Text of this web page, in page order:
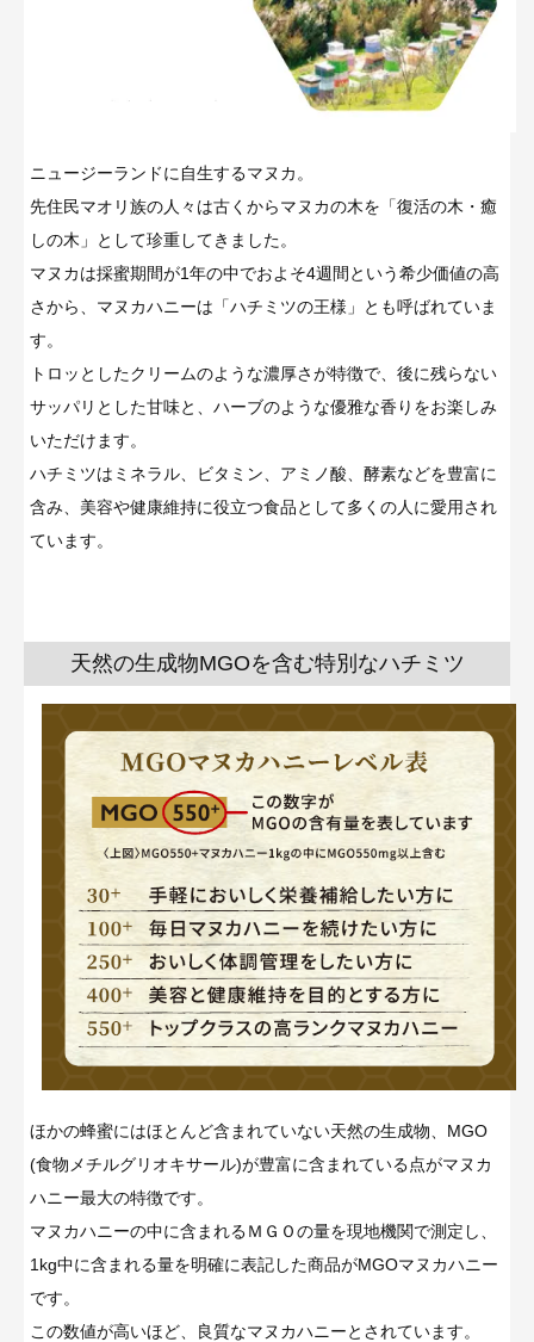
ニュージーランドに自生するマヌカ。
先住民マオリ族の人々は古くからマヌカの木を「復活の木・癒
しの木」として珍重してきました。
マヌカは採蜜期間が1年の中でおよそ4週間という希少価値の高
さから、マヌカハニーは「ハチミツの王様」とも呼ばれていま
す。
トロッとしたクリームのような濃厚さが特徴で、後に残らない
サッパリとした甘味と、ハーブのような優雅な香りをお楽しみ
いただけます。
ハチミツはミネラル、ビタミン、アミノ酸、酵素などを豊富に
含み、美容や健康維持に役立つ食品として多くの人に愛用され
ています。
天然の生成物MGOを含む特別なハチミツ
ほかの蜂蜜にはほとんど含まれていない天然の生成物、MGO
(食物メチルグリオキサール)が豊富に含まれている点がマヌカ
ハニー最大の特徴です。
マヌカハニーの中に含まれるＭＧＯの量を現地機関で測定し、
1kg中に含まれる量を明確に表記した商品がMGOマヌカハニー
です。
この数値が高いほど、良質なマヌカハニーとされています。